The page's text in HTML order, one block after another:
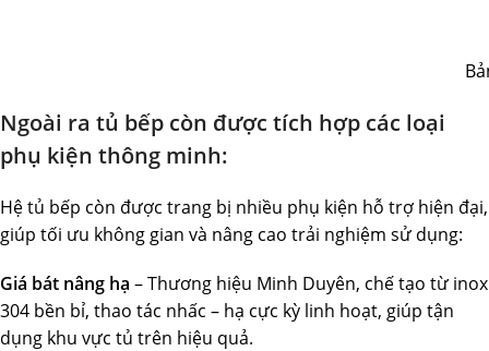
Ngoài ra tủ bếp còn được tích hợp các loại
phụ kiện thông minh:
Hệ tủ bếp còn được trang bị nhiều phụ kiện hỗ trợ hiện đại,
giúp tối ưu không gian và nâng cao trải nghiệm sử dụng:
Giá bát nâng hạ – Thương hiệu Minh Duyên, chế tạo từ inox
304 bền bỉ, thao tác nhấc – hạ cực kỳ linh hoạt, giúp tận
dụng khu vực tủ trên hiệu quả.